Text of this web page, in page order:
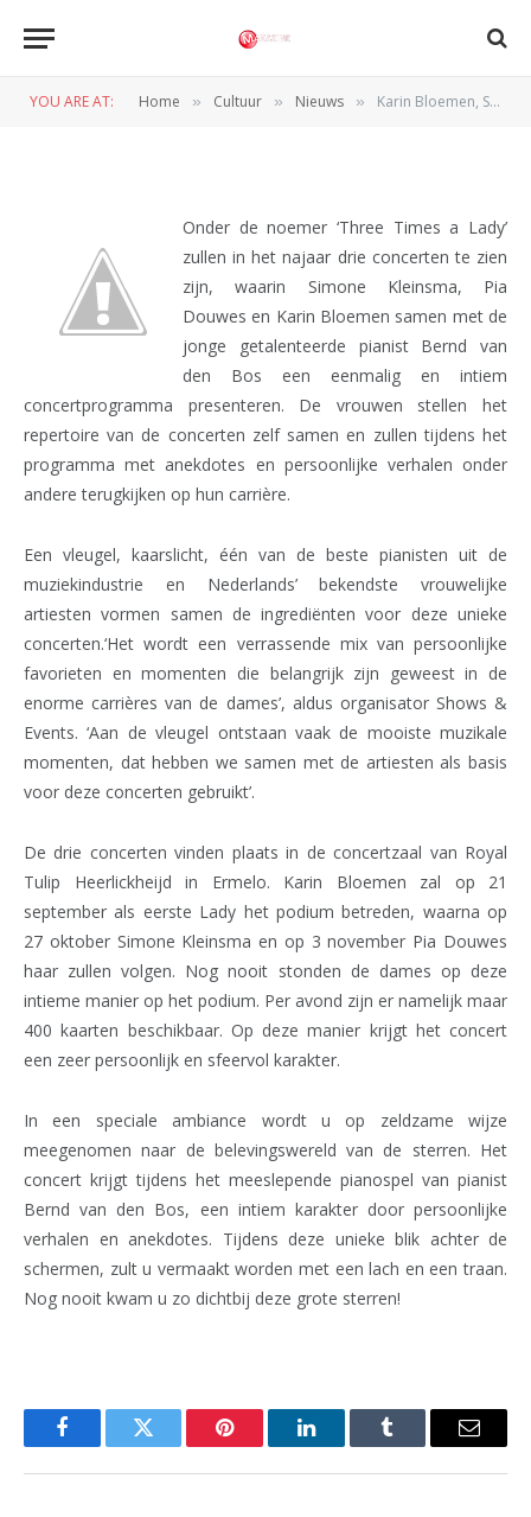
YOU ARE AT: Home » Cultuur » Nieuws » Karin Bloemen, Simone Kleinsma en Pia Douwes presenteren intieme concertreeks ‘Three Times a Lady’
concertreeks ‘Three Times a
Onder de noemer ‘Three Times a Lady’
zullen in het najaar drie concerten te zien
zijn, waarin Simone Kleinsma, Pia
Douwes en Karin Bloemen samen met de
jonge getalenteerde pianist Bernd van
den Bos een eenmalig en intiem
concertprogramma presenteren. De vrouwen stellen het
repertoire van de concerten zelf samen en zullen tijdens het
programma met anekdotes en persoonlijke verhalen onder
andere terugkijken op hun carrière.
Een vleugel, kaarslicht, één van de beste pianisten uit de
muziekindustrie en Nederlands’ bekendste vrouwelijke
artiesten vormen samen de ingrediënten voor deze unieke
concerten.‘Het wordt een verrassende mix van persoonlijke
favorieten en momenten die belangrijk zijn geweest in de
enorme carrières van de dames’, aldus organisator Shows &
Events. ‘Aan de vleugel ontstaan vaak de mooiste muzikale
momenten, dat hebben we samen met de artiesten als basis
voor deze concerten gebruikt’.
De drie concerten vinden plaats in de concertzaal van Royal
Tulip Heerlickheijd in Ermelo. Karin Bloemen zal op 21
september als eerste Lady het podium betreden, waarna op
27 oktober Simone Kleinsma en op 3 november Pia Douwes
haar zullen volgen. Nog nooit stonden de dames op deze
intieme manier op het podium. Per avond zijn er namelijk maar
400 kaarten beschikbaar. Op deze manier krijgt het concert
een zeer persoonlijk en sfeervol karakter.
In een speciale ambiance wordt u op zeldzame wijze
meegenomen naar de belevingswereld van de sterren. Het
concert krijgt tijdens het meeslepende pianospel van pianist
Bernd van den Bos, een intiem karakter door persoonlijke
verhalen en anekdotes. Tijdens deze unieke blik achter de
schermen, zult u vermaakt worden met een lach en een traan.
Nog nooit kwam u zo dichtbij deze grote sterren!
FacebookTwitter Pinterest LinkedInTumblr Email